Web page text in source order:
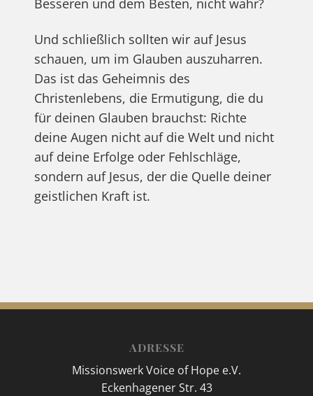
Und schließlich sollten wir auf Jesus
schauen, um im Glauben auszuharren.
Das ist das Geheimnis des
Christenlebens, die Ermutigung, die du
für deinen Glauben brauchst: Richte
deine Augen nicht auf die Welt und nicht
auf deine Erfolge oder Fehlschläge,
sondern auf Jesus, der die Quelle deiner
geistlichen Kraft ist.
ADRESSE
Missionswerk Voice of Hope e.V.
Eckenhagener Str. 43